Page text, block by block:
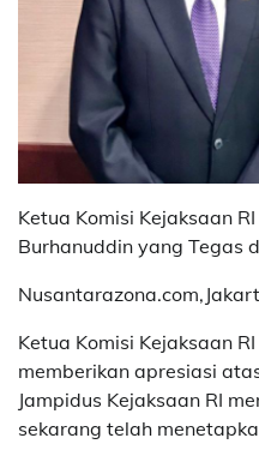
Ketua Komisi Kejaksaan
Burhanuddin yang Tegas
Ketua Komisi Kejaksaan
memberikan apresiasi
Jampidus Kejaksaan RI
sekarang telah